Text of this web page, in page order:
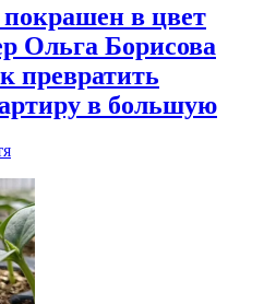
в цвет
Ольга Борисова
превратить
в большую